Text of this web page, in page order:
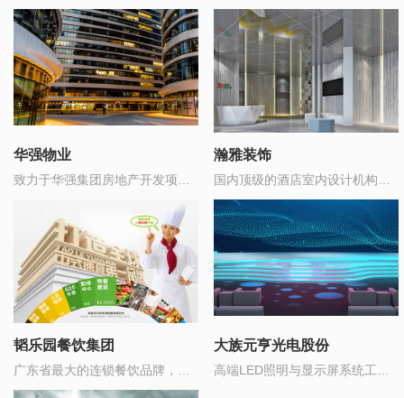
领先于室内设计行业
中国制造500强企业
华强物业
致力于华强集团房地产开发项目
瀚雅装饰
国内顶级的酒店室内设计机构之
一
韬乐园餐饮集团
广东省最大的连锁餐饮品牌，董
事长“孙亚富”2018年入选广东省
大族元亨光电股份
高端LED照明与显示屏系统工程